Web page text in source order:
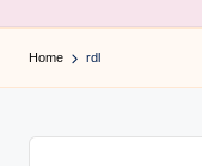
o
n
u
Home rdl